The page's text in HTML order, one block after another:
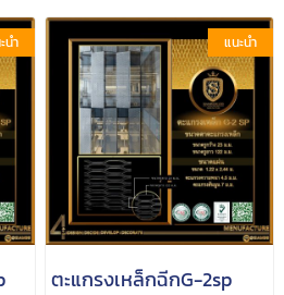
นำ แนะนำ
ตะแกรงเหล็กฉีกG-2sp